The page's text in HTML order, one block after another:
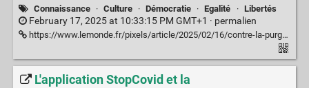
Connaissance · Culture · Démocratie · Egalité · Libertés
February 17, 2025 at 10:33:15 PM GMT+1 · permalien
https://www.lemonde.fr/pixels/article/2025/02/16/contre-la-purge-sans-precedent-des-sites-gouvernementaux-ordonnee-par-trump-les-archivistes-du-numerique-a-l-offensive_6549807_4408996.html
L'application StopCovid et la